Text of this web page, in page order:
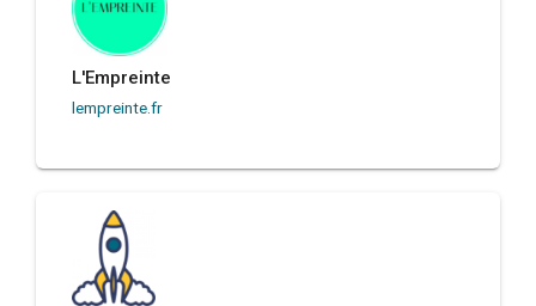
L'Empreinte
lempreinte.fr